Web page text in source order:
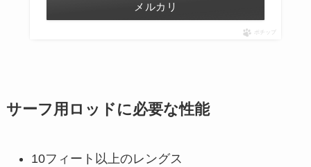
メルカリ
ポチップ
サーフ用ロッドに必要な性能
10フィート以上のレングス